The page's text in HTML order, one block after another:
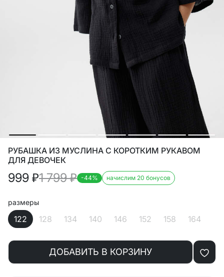
РУБАШКА ИЗ МУСЛИНА С КОРОТКИМ РУКАВОМ
ДЛЯ ДЕВОЧЕК
999 ₽1 799₽ -44% начислим 20 бонусов
размеры
122 128 134 140 146 152 158 164
ДОБАВИТЬ В КОРЗИНУ